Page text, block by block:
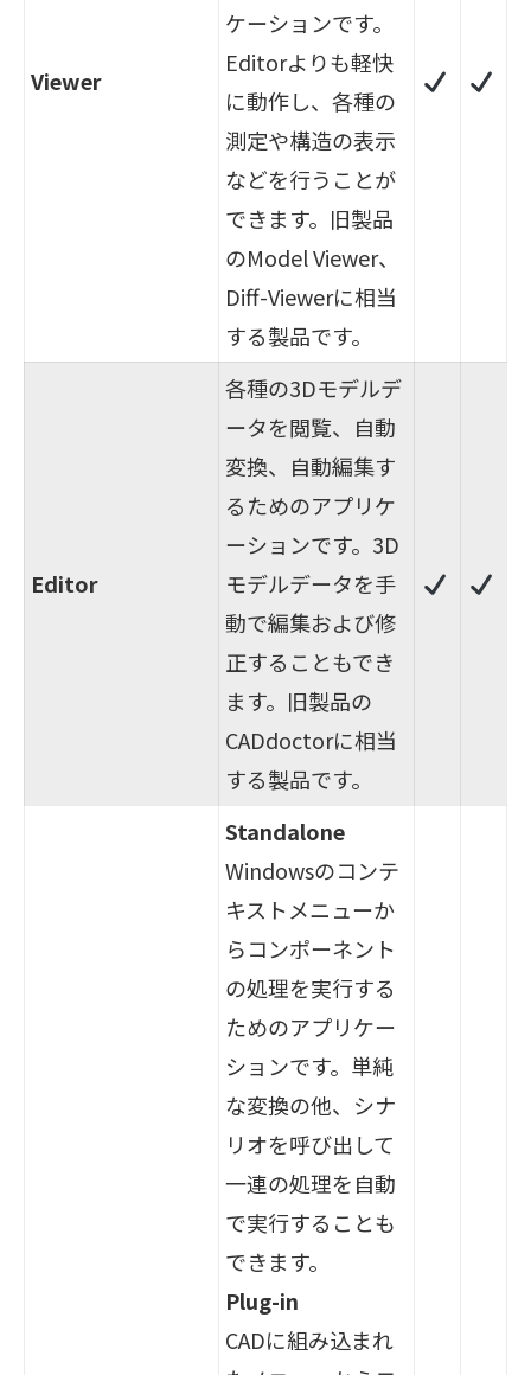
Viewer
ケーションです。
Editorよりも軽快
に動作し、各種の
測定や構造の表示
などを行うことが
できます。旧製品
のModel Viewer、
Diff-Viewerに相当
する製品です。
Editor
各種の3Dモデルデ
ータを閲覧、自動
変換、自動編集す
るためのアプリケ
ーションです。3D
モデルデータを手
動で編集および修
正することもでき
ます。旧製品の
CADdoctorに相当
する製品です。
Standalone
Windowsのコンテ
キストメニューか
らコンポーネント
の処理を実行する
ためのアプリケー
ションです。単純
な変換の他、シナ
リオを呼び出して
一連の処理を自動
で実行することも
できます。
Plug-in
CADに組み込まれ